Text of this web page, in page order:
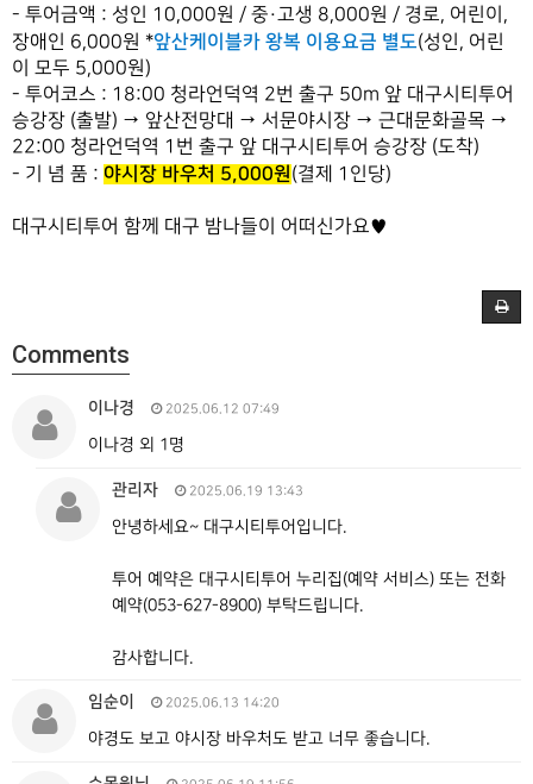
- 투어금액 : 성인 10,000원 / 중·고생 8,000원 / 경로, 어린이,
장애인 6,000원 *앞산케이블카 왕복 이용요금 별도(성인, 어린
이 모두 5,000원)
- 투어코스 : 18:00 청라언덕역 2번 출구 50m 앞 대구시티투어
승강장 (출발) → 앞산전망대 → 서문야시장 → 근대문화골목 →
22:00 청라언덕역 1번 출구 앞 대구시티투어 승강장 (도착)
- 기 념 품 : 야시장 바우처 5,000원(결제 1인당)
대구시티투어 함께 대구 밤나들이 어떠신가요♥
Comments
이나경 2025.06.12 07:49
이나경 외 1명
관리자 2025.06.19 13:43
안녕하세요~ 대구시티투어입니다.
투어 예약은 대구시티투어 누리집(예약 서비스) 또는 전화
예약(053-627-8900) 부탁드립니다.
감사합니다.
임순이 2025.06.13 14:20
야경도 보고 야시장 바우처도 받고 너무 좋습니다.